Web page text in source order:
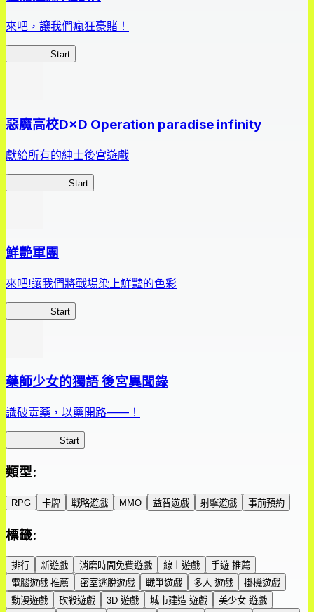
來吧，讓我們瘋狂豪賭！
Start
惡魔高校D×D Operation paradise infinity
獻給所有的紳士後宮遊戲
Start
鮮艷軍團
來吧!讓我們將戰場染上鮮豔的色彩
Start
藥師少女的獨語 後宮異聞錄
識破毒藥，以藥開路——！
Start
類型:
RPG 卡牌 戰略遊戲 MMO 益智遊戲 射擊遊戲 事前預約
標籤:
排行 新遊戲 消磨時間免費遊戲 線上遊戲
手遊 推薦
電腦遊戲 推薦
密室逃脫遊戲 戰爭遊戲 多人 遊戲
掛機遊戲
動漫遊戲
砍殺遊戲 3D 遊戲 城市建造 遊戲
美少女 遊戲